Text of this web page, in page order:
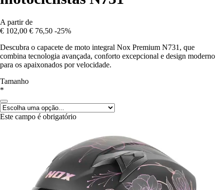
A partir de
€ 102,00 € 76,50 -25%
Descubra o capacete de moto integral Nox Premium N731, que
combina tecnologia avançada, conforto excepcional e design moderno
para os apaixonados por velocidade.
Tamanho
*
Este campo é obrigatório